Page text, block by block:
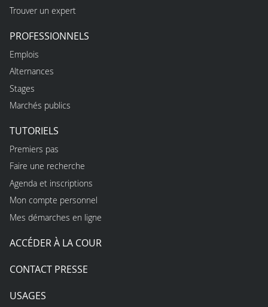
Trouver un expert
PROFESSIONNELS
Emplois
Alternances
Stages
Marchés publics
TUTORIELS
Premiers pas
Faire une recherche
Agenda et inscriptions
Mon compte personnel
Mes démarches en ligne
ACCÉDER À LA COUR
CONTACT PRESSE
USAGES